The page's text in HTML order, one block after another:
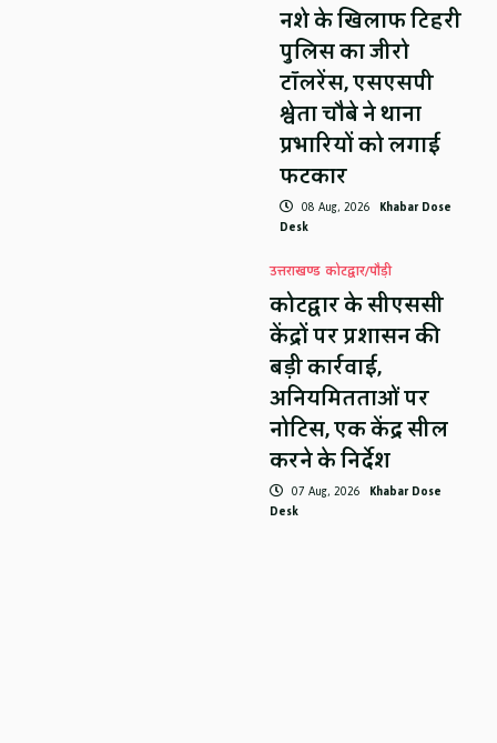
नशे के खिलाफ टिहरी
पुलिस का जीरो
टॉलरेंस, एसएसपी
श्वेता चौबे ने थाना
प्रभारियों को लगाई
फटकार
08 Aug, 2026 Khabar Dose
Desk
उत्तराखण्ड कोटद्वार/पौड़ी
कोटद्वार के सीएससी
केंद्रों पर प्रशासन की
बड़ी कार्रवाई,
अनियमितताओं पर
नोटिस, एक केंद्र सील
करने के निर्देश
07 Aug, 2026 Khabar Dose
Desk